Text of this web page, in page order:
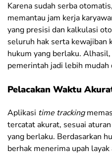
Karena sudah serba
memantau jam kerja
yang presisi dan kalkulasi
seluruh hak serta kewajiban
hukum yang berlaku.
pemerintah jadi lebih mudah
Pelacakan Waktu
Aplikasi time tracking
tercatat akurat, sesuai
yang berlaku. Berdasarkan
berhak menerima upah